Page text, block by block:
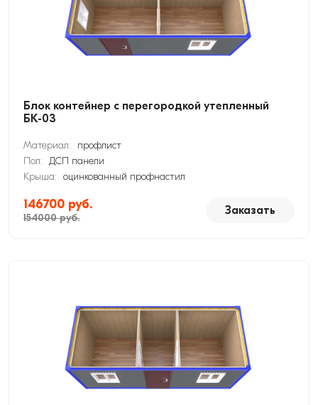
Блок контейнер с перегородкой утепленный
БК-03
Материал:
профлист
Пол: ДСП панели
Крыша: оцинкованный профнастил
146700 руб.
154000 руб.
Заказать